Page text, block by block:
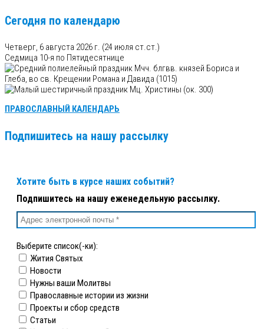
Сегодня по календарю
Четверг, 6 августа 2026 г. (24 июля ст.ст.)
Седмица 10-я по Пятидесятнице
Мчч. блгвв. князей Бориса и
Глеба, во св. Крещении Романа и Давида (1015)
Мц. Христины (ок. 300)
ПРАВОСЛАВНЫЙ КАЛЕНДАРЬ
Подпишитесь на нашу рассылку
Хотите быть в курсе наших событий?
Подпишитесь на нашу еженедельную рассылку.
Выберите список(-ки):
Жития Святых
Новости
Нужны ваши Молитвы
Православные истории из жизни
Проекты и сбор средств
Статьи